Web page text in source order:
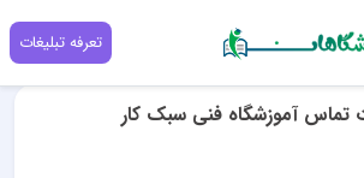
تعرفه تبلیغات
تماس آموزشگاه فنی سبک کار